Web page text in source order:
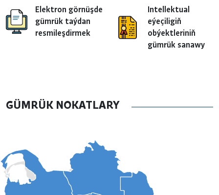
Elektron görnüşde
gümrük taýdan
resmileşdirmek
Intellektual
eýeçiligiň
obýektleriniň
gümrük sanawy
GÜMRÜK NOKATLARY